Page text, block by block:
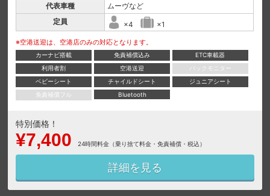
代表車種
ムーヴなど
定員
×4 ×1
※空港送迎は、空港店のみの対応となります。
カーナビ搭載 免責補償込み
ETC車載器
利用者割
空港送迎
バックモニター
ベビーシート
チャイルドシート
ジュニアシート
免責補償フル
Bluetooth
特別価格！
¥7,400 24時間料金（乗り捨て料金・免責補償・税込）
詳細を見る